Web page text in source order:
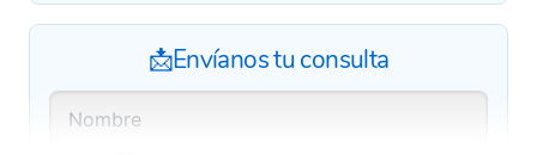
📩Envíanos tu consulta